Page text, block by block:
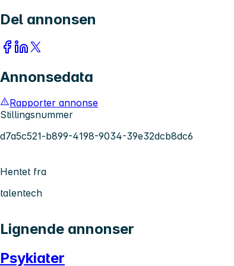
Del annonsen
Annonsedata
Rapporter annonse
Stillingsnummer
d7a5c521-b899-4198-9034-39e32dcb8dc6
Hentet fra
talentech
Lignende annonser
Psykiater